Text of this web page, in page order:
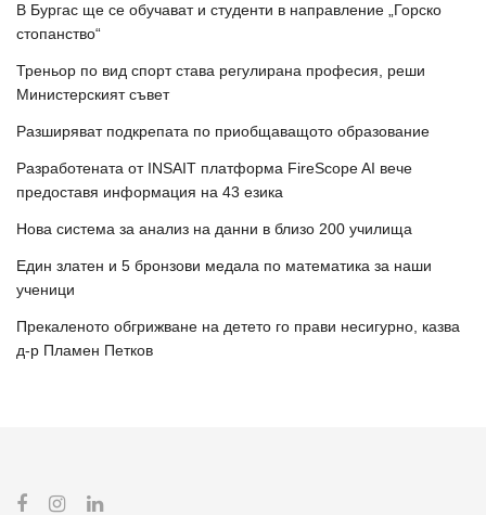
В Бургас ще се обучават и студенти в направление „Горско
стопанство“
Треньор по вид спорт става регулирана професия, реши
Министерският съвет
Разширяват подкрепата по приобщаващото образование
Разработената от INSAIT платформа FireScope AI вече
предоставя информация на 43 езика
Нова система за анализ на данни в близо 200 училища
Един златен и 5 бронзови медала по математика за наши
ученици
Прекаленото обгрижване на детето го прави несигурно, казва
д-р Пламен Петков